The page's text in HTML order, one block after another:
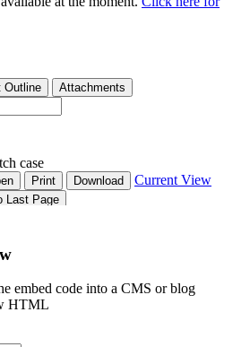
embed code into a CMS or blog
HTML